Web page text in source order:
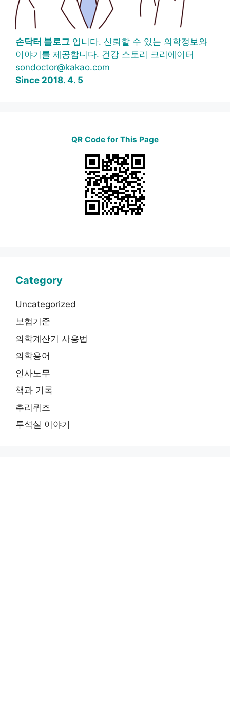
손닥터 블로그 입니다. 신뢰할 수 있는 의학정보와
이야기를 제공합니다. 건강 스토리 크리에이터
sondoctor@kakao.com
Since 2018. 4. 5
QR Code for This Page
Category
Uncategorized
보험기준
의학계산기 사용법
의학용어
인사노무
책과 기록
추리퀴즈
투석실 이야기